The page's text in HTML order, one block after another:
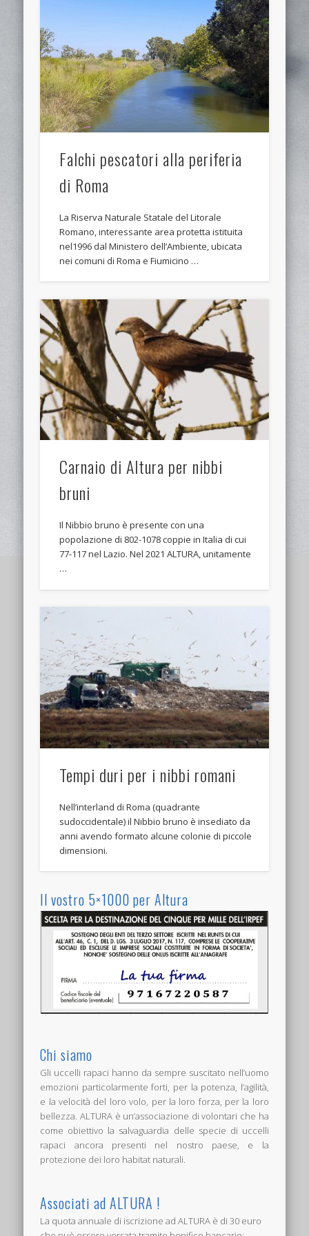
Falchi pescatori alla periferia
di Roma
La Riserva Naturale Statale del Litorale
Romano, interessante area protetta istituita
nel1996 dal Ministero dell’Ambiente, ubicata
nei comuni di Roma e Fiumicino …
Carnaio di Altura per nibbi
bruni
Il Nibbio bruno è presente con una
popolazione di 802-1078 coppie in Italia di cui
77-117 nel Lazio. Nel 2021 ALTURA, unitamente
…
Tempi duri per i nibbi romani
Nell’interland di Roma (quadrante
sudoccidentale) il Nibbio bruno è insediato da
anni avendo formato alcune colonie di piccole
dimensioni.
Il vostro 5×1000 per Altura
Chi siamo
Gli uccelli rapaci hanno da sempre suscitato nell’uomo
emozioni particolarmente forti, per la potenza, l’agilità,
e la velocità del loro volo, per la loro forza, per la loro
bellezza. ALTURA è un’associazione di volontari che ha
come obiettivo la salvaguardia delle specie di uccelli
rapaci ancora presenti nel nostro paese, e la
protezione dei loro habitat naturali.
Associati ad ALTURA !
La quota annuale di iscrizione ad ALTURA è di 30 euro